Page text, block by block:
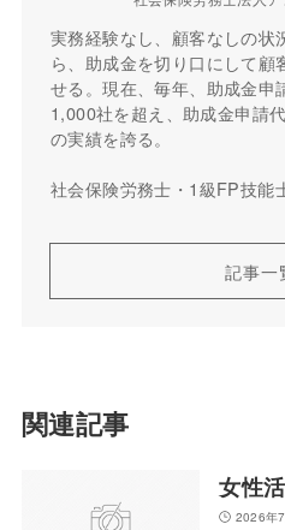
実務経験なし、顧客なしの状
ら、助成金を切り口にして顧
せる。現在、毎年、助成金申
1,000社を超え、助成金申請
の実績を誇る。
社会保険労務士・1級FP技能
記事一
関連記事
女性
2026年